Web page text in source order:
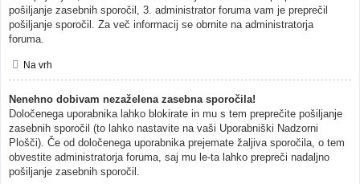
pošiljanje zasebnih sporočil, 3. administrator foruma vam je preprečil
pošiljanje sporočil. Za več informacij se obrnite na administratorja
foruma.
Na vrh
Nenehno dobivam nezaželena zasebna sporočila!
Določenega uporabnika lahko blokirate in mu s tem preprečite pošiljanje
zasebnih sporočil (to lahko nastavite na vaši Uporabniški Nadzorni
Plošči). Če od določenega uporabnika prejemate žaljiva sporočila, o tem
obvestite administratorja foruma, saj mu le-ta lahko prepreči nadaljno
pošiljanje zasebnih sporočil.